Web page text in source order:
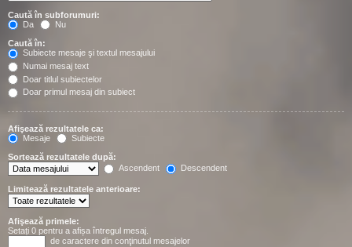
Caută în subforumuri:
Da
Nu
Caută în:
Subiecte mesaje şi textul mesajului
Numai mesaj text
Doar titlul subiectelor
Doar primul mesaj din subiect
Afişează rezultatele ca:
Mesaje
Subiecte
Sortează rezultatele după:
Ascendent
Descendent
Limitează rezultatele anterioare:
Afişează primele:
Setați 0 pentru a afișa întregul mesaj.
de caractere din conţinutul mesajelor